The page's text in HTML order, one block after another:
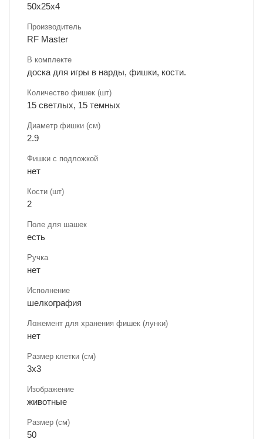
50х25х4
Производитель
RF Master
В комплекте
доска для игры в нарды, фишки, кости.
Количество фишек (шт)
15 светлых, 15 темных
Диаметр фишки (см)
2.9
Фишки с подложкой
нет
Кости (шт)
2
Поле для шашек
есть
Ручка
нет
Исполнение
шелкография
Ложемент для хранения фишек (лунки)
нет
Размер клетки (см)
3х3
Изображение
животные
Размер (см)
50